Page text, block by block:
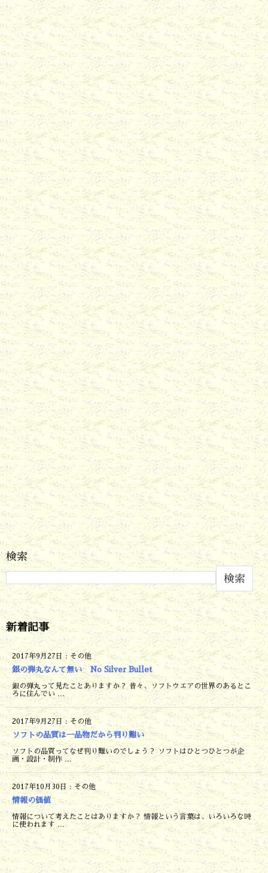
検索
検索
新着記事
2017年9月27日 : その他
銀の弾丸なんて無い No Silver Bullet
銀の弾丸って見たことありますか？ 昔々、ソフトウエアの世界のあるとこ
ろに住んでい ...
2017年9月27日 : その他
ソフトの品質は一品物だから判り難い
ソフトの品質ってなぜ判り難いのでしょう？ ソフトはひとつひとつが企
画・設計・制作 ...
2017年10月30日 : その他
情報の価値
情報について考えたことはありますか？ 情報という言葉は、いろいろな時
に使われます ...